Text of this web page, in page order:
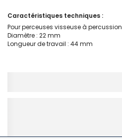
Caractéristiques techniques :
Pour perceuses visseuse à percussion
Diamètre : 22 mm
Longueur de travail : 44 mm